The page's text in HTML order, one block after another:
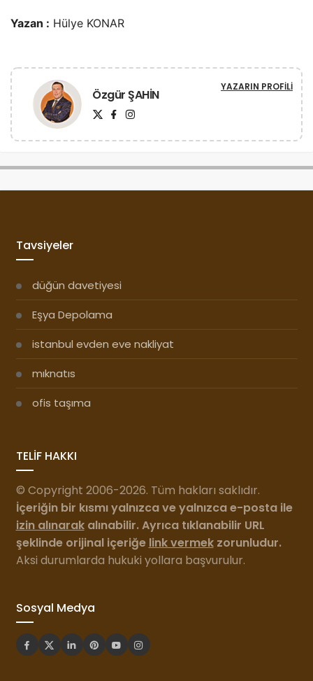
Yazan : Hülye KONAR
Özgür ŞAHİN YAZARIN PROFILI
Tavsiyeler
düğün davetiyesi
Eşya Depolama
istanbul evden eve nakliyat
mıknatıs
ofis taşıma
TELİF HAKKI
© Copyright 2006-2026. Tüm hakları saklıdır.
İçeriğin bir kısmı yalnızca ve yalnızca e-posta ile
izin alınarakalınabilir. Ayrıca tıklanabilir URL
şeklinde orijinal içeriğe link vermekzorunludur.
Aksi durumlarda hukuki yollara başvurulur.
Sosyal Medya